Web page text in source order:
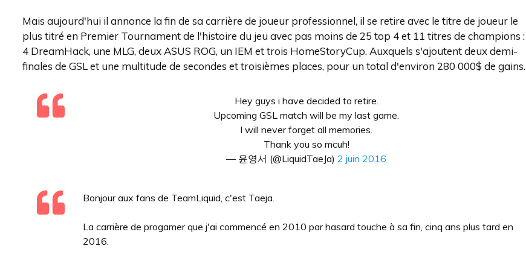
Mais aujourd'hui il annonce la fin de sa carrière de joueur professionnel, il se retire avec le titre de joueur le
plus titré en Premier Tournament de l'histoire du jeu avec pas moins de 25 top 4 et 11 titres de champions :
4 DreamHack, une MLG, deux ASUS ROG, un IEM et trois HomeStoryCup. Auxquels s'ajoutent deux demi-
finales de GSL et une multitude de secondes et troisièmes places, pour un total d'environ 280 000$ de gains.
Hey guys i have decided to retire.
Upcoming GSL match will be my last game.
I will never forget all memories.
Thank you so mcuh!
— 윤영서 (@LiquidTaeJa)2 juin 2016
Bonjour aux fans de TeamLiquid, c'est Taeja.
La carrière de progamer que j'ai commencé en 2010 par hasard touche à sa fin, cinq ans plus tard en
2016.